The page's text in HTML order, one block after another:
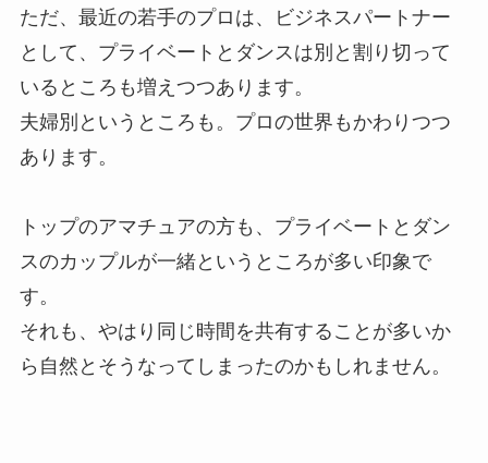
ただ、最近の若手のプロは、ビジネスパートナー
として、プライベートとダンスは別と割り切って
いるところも増えつつあります。
夫婦別というところも。プロの世界もかわりつつ
あります。
トップのアマチュアの方も、プライベートとダン
スのカップルが一緒というところが多い印象で
す。
それも、やはり同じ時間を共有することが多いか
ら自然とそうなってしまったのかもしれません。